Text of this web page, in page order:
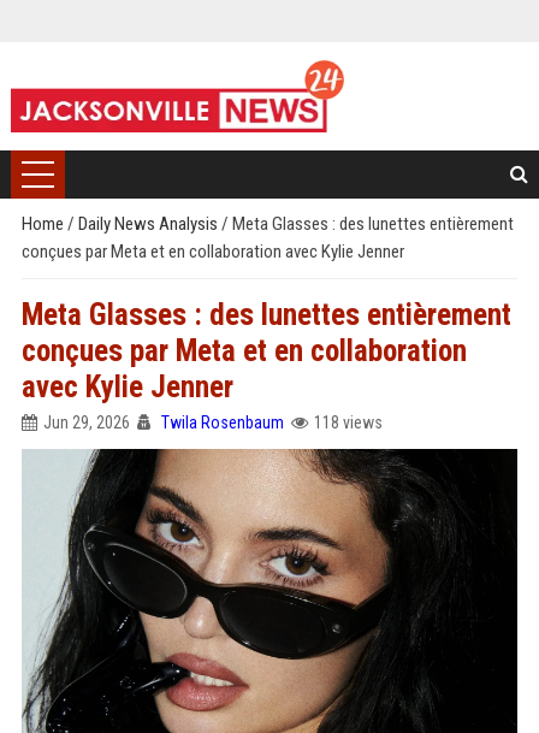
Home / Daily News Analysis / Meta Glasses : des lunettes entièrement
conçues par Meta et en collaboration avec Kylie Jenner
Meta Glasses : des lunettes entièrement
conçues par Meta et en collaboration
avec Kylie Jenner
Jun 29, 2026 Twila Rosenbaum 118 views